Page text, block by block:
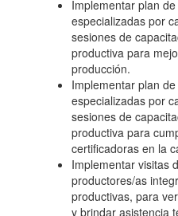
Implementar plan
especializadas por
sesiones de
productiva para
producción.
Implementar plan
especializadas por
sesiones de
productiva para
certificadoras en la
Implementar visitas
productores/as
productivas, para
y brindar asistencia